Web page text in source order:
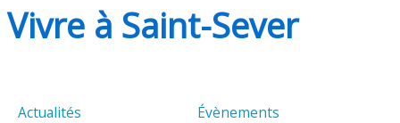
Vivre à Saint-Sever
Actualités Évènements